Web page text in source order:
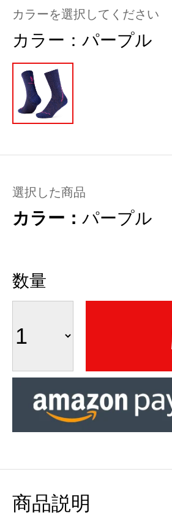
カラーを選択してください
カラー： パープル
選択した商品
カラー： パープル
数量
商品説明